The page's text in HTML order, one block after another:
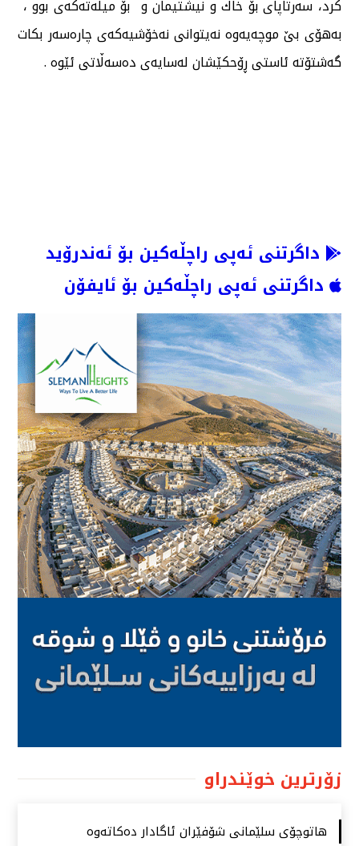
كرد، سەرتاپای بۆ خاك و نیشتیمان و بۆ میلەتەكەی بوو ،
بەهۆی بێ موچەیەوە نەیتوانی نەخۆشیەكەی چارەسەر بكات
گەشتۆتە ئاستی ڕۆحكێشان لەسایەی دەسەڵاتی ئێوە .
داگرتنی ئەپی راچڵەکین بۆ ئەندرۆید
داگرتنی ئەپی راچڵەکین بۆ ئایفۆن
زۆرترین خوێندراو
هاتوچۆی سلێمانی شۆفێران ئاگادار دەكاتەوە